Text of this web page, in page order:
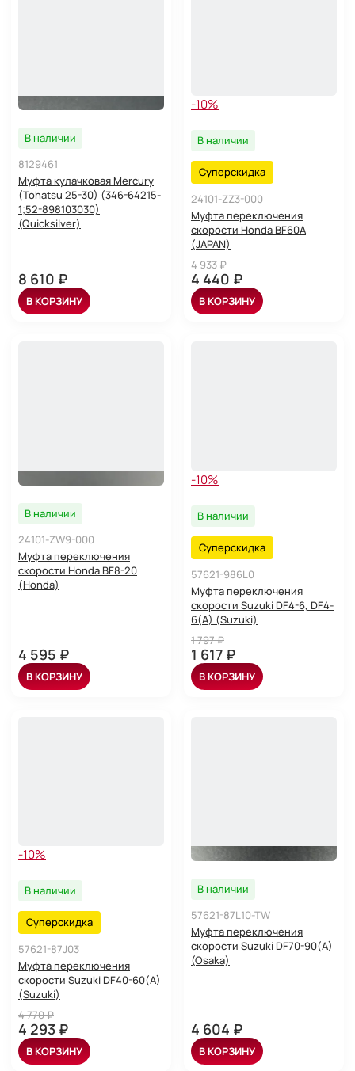
В наличии
8129461
Муфта кулачковая Mercury
(Tohatsu 25-30) (346-64215-
1;52-898103030)
(Quicksilver)
8 610 ₽
В КОРЗИНУ
-10%
В наличии
Суперскидка
24101-ZZ3-000
Муфта переключения
скорости Honda BF60A
(JAPAN)
4 933 ₽
4 440 ₽
В КОРЗИНУ
В наличии
24101-ZW9-000
Муфта переключения
скорости Honda BF8-20
(Honda)
4 595 ₽
В КОРЗИНУ
-10%
В наличии
Суперскидка
57621-986L0
Муфта переключения
скорости Suzuki DF4-6, DF4-
6(A) (Suzuki)
1 797 ₽
1 617 ₽
В КОРЗИНУ
-10%
В наличии
Суперскидка
57621-87J03
Муфта переключения
скорости Suzuki DF40-60(A)
(Suzuki)
4 770 ₽
4 293 ₽
В КОРЗИНУ
В наличии
57621-87L10-TW
Муфта переключения
скорости Suzuki DF70-90(A)
(Osaka)
4 604 ₽
В КОРЗИНУ